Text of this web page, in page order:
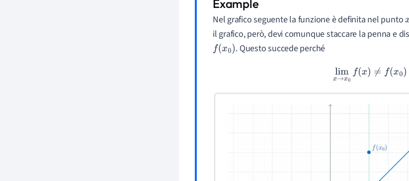
Nel grafico seguente la funzione è definita nel puntox
il grafico, però, devi comunque staccare la penna e
f(x0)
. Questo succede perché
lim x→x0f x)≠ f(x0)